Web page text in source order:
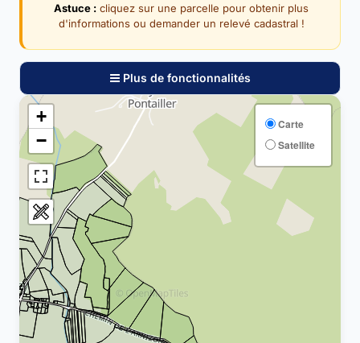
Astuce : cliquez sur une parcelle pour obtenir plus
d'informations ou demander un relevé cadastral !
Plus de fonctionnalités
+
−
Carte
Satellite